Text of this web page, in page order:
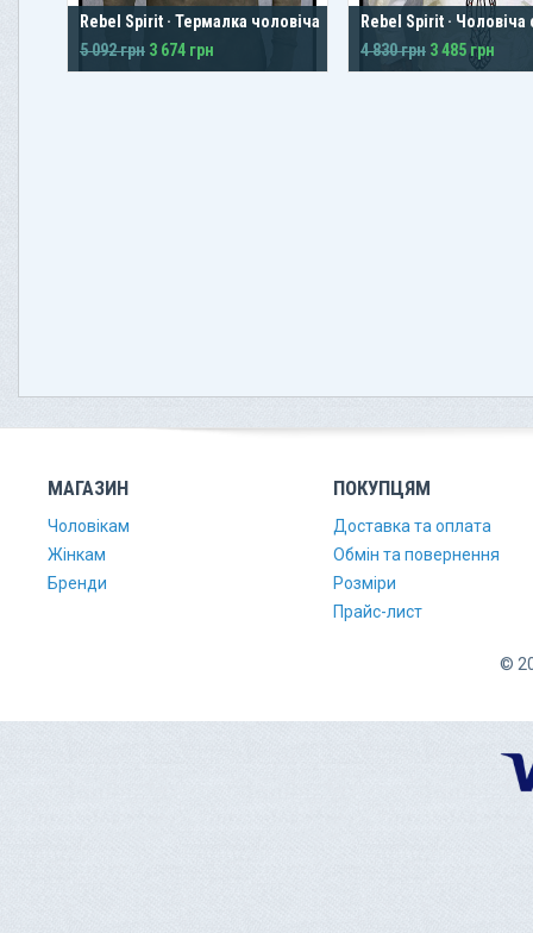
Rebel Spirit · Термалка чоловіча
5 092 грн 3 674 грн
Rebel Spirit · Чоловіча
4 830 грн 3 485 грн
МАГАЗИН
Чоловікам
Жінкам
Бренди
ПОКУПЦЯМ
Доставка та оплата
Обмін та повернення
Розміри
Прайс-лист
©